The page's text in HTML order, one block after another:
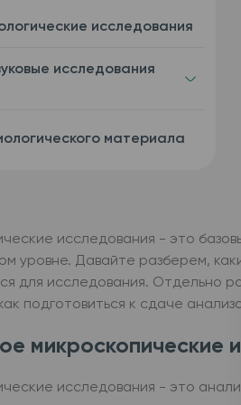
исследования
исследования
материала
исследования - это
уровне. Давайте разберем,
для исследования. Отдельно
подготовиться к сдаче
микроскопические
исследования - это